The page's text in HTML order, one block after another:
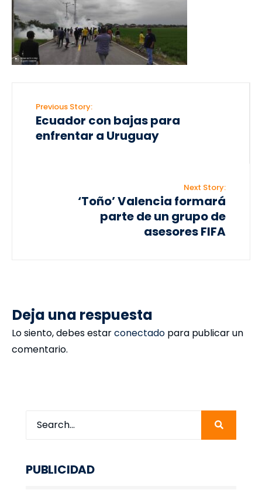
Previous Story:
Ecuador con bajas para
enfrentar a Uruguay
Next Story:
‘Toño’ Valencia formará
parte de un grupo de
asesores FIFA
Deja una respuesta
Lo siento, debes estarconectado para publicar un
comentario.
PUBLICIDAD